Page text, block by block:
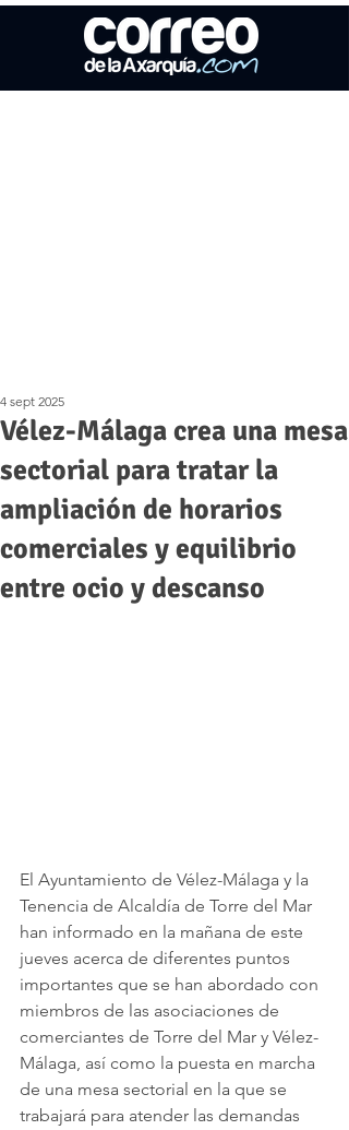
Vélez-Málaga crea una mesa
sectorial para tratar la
ampliación de horarios
comerciales y equilibrio
entre ocio y descanso
4 sept 2025
El Ayuntamiento de Vélez-Málaga y la
Tenencia de Alcaldía de Torre del Mar
han informado en la mañana de este
jueves acerca de diferentes puntos
importantes que se han abordado con
miembros de las asociaciones de
comerciantes de Torre del Mar y Vélez-
Málaga, así como la puesta en marcha
de una mesa sectorial en la que se
trabajará para atender las demandas